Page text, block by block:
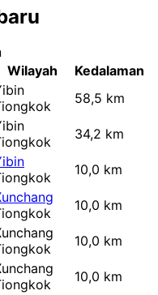
Wilayah
Kedalaman
58,5 km
34,2 km
10,0 km
10,0 km
10,0 km
10,0 km